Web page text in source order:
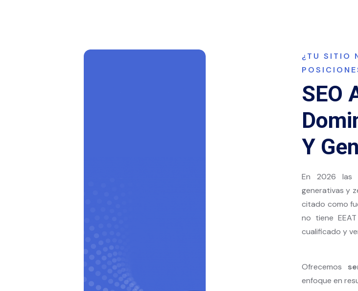
¿TU SITIO
SEO
Y
En 2026 las
generativas y
citado como
no tiene
cualificado y
Ofrecemos
enfoque en